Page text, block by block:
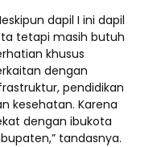
dapil I ini dapil
tetapi masih butuh
khusus
dengan
pendidikan
kesehatan. Karena
dengan ibukota
tandasnya.